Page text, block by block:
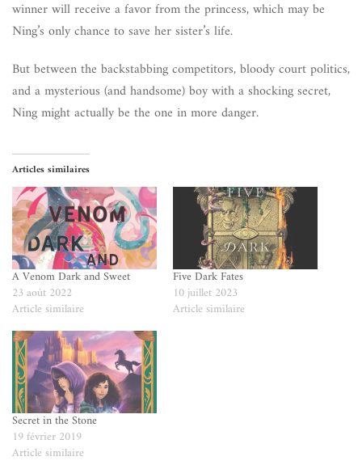
winner will receive a favor from the princess, which may be
Ning’s only chance to save her sister’s life.
But between the backstabbing competitors, bloody court politics,
and a mysterious (and handsome) boy with a shocking secret,
Ning might actually be the one in more danger.
Articles similaires
A Venom Dark and Sweet
23 août 2022
Article similaire
Five Dark Fates
10 juillet 2023
Article similaire
Secret in the Stone
19 février 2019
Article similaire